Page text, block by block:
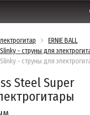
ERNIE BALL
- струны для
- струны для
Steel Super